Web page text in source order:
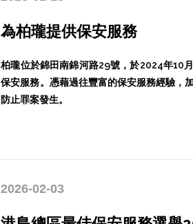
為柏瓏提供保安服務
柏瓏位於錦田南錦河路29號，於2024年10
保安服務。憑藉過往豐富的保安服務經驗，
防止罪案發生。
2026-02-03